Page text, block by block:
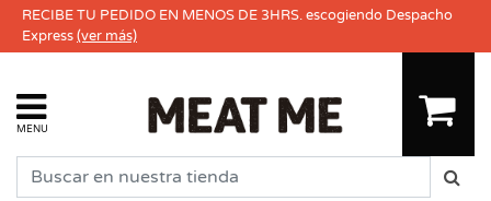
RECIBE TU PEDIDO EN MENOS DE 3HRS. escogiendo Despacho
Express(ver más)
MENU